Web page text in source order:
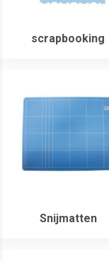
scrapbooking
Snijmatten